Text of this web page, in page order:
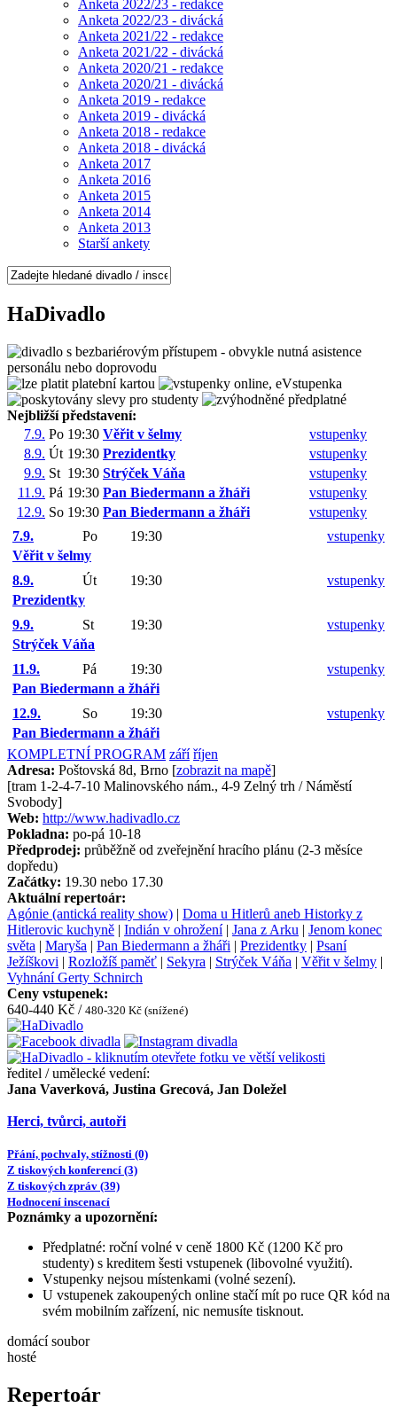
Anketa 2022/23 - redakce
Anketa 2022/23 - divácká
Anketa 2021/22 - redakce
Anketa 2021/22 - divácká
Anketa 2020/21 - redakce
Anketa 2020/21 - divácká
Anketa 2019 - redakce
Anketa 2019 - divácká
Anketa 2018 - redakce
Anketa 2018 - divácká
Anketa 2017
Anketa 2016
Anketa 2015
Anketa 2014
Anketa 2013
Starší ankety
HaDivadlo
Nejbližší představení:
7.9. Po 19:30 Věřit v šelmy
vstupenky
8.9. Út 19:30 Prezidentky
vstupenky
9.9. St 19:30 Strýček Váňa
vstupenky
11.9. Pá 19:30 Pan Biedermann a žháři
vstupenky
12.9. So 19:30 Pan Biedermann a žháři
vstupenky
7.9.
Po 19:30
vstupenky
Věřit v šelmy
8.9.
Út 19:30
vstupenky
Prezidentky
9.9.
St 19:30
vstupenky
Strýček Váňa
11.9.
Pá 19:30
vstupenky
Pan Biedermann a žháři
12.9.
So 19:30
vstupenky
Pan Biedermann a žháři
KOMPLETNÍ PROGRAM září říjen
Adresa: Poštovská 8d, Brno [zobrazit na mapě]
[tram 1-2-4-7-10 Malinovského nám., 4-9 Zelný trh / Náměstí
Svobody]
Web: http://www.hadivadlo.cz
Pokladna: po-pá 10-18
Předprodej: průběžně od zveřejnění hracího plánu (2-3 měsíce
dopředu)
Začátky: 19.30 nebo 17.30
Aktuální repertoár:
Agónie (antická reality show) | Doma u Hitlerů aneb Historky z
Hitlerovic kuchyně | Indián v ohrožení| Jana z Arku | Jenom konec
světa | Maryša | Pan Biedermann a žháři | Prezidentky | Psaní
Ježíškovi | Rozložíš paměť | Sekyra | Strýček Váňa | Věřit v šelmy |
Vyhnání Gerty Schnirch
Ceny vstupenek:
640-440 Kč / 480-320 Kč (snížené)
ředitel / umělecké vedení:
Jana Vaverková, Justina Grecová, Jan Doležel
Herci, tvůrci, autoři
Přání, pochvaly, stížnosti (0)
Z tiskových konferencí (3)
Z tiskových zpráv (39)
Hodnocení inscenací
Poznámky a upozornění:
Předplatné: roční volné v ceně 1800 Kč (1200 Kč pro
studenty) s kreditem šesti vstupenek (libovolné využití).
Vstupenky nejsou místenkami (volné sezení).
U vstupenek zakoupených online stačí mít po ruce QR kód na
svém mobilním zařízení, nic nemusíte tisknout.
domácí soubor
hosté
Repertoár